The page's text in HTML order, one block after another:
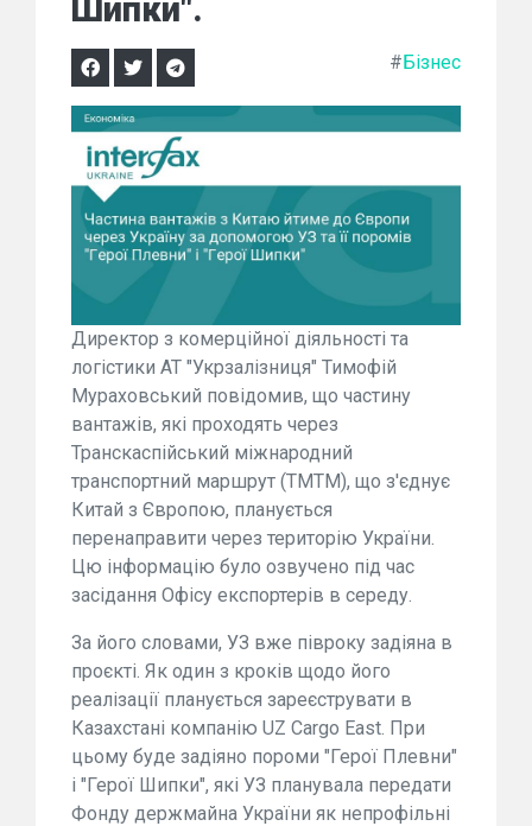
Шипки".
#Бізнес
Директор з комерційної діяльності та
логістики АТ "Укрзалізниця" Тимофій
Мураховський повідомив, що частину
вантажів, які проходять через
Транскаспійський міжнародний
транспортний маршрут (ТМТМ), що з'єднує
Китай з Європою, планується
перенаправити через територію України.
Цю інформацію було озвучено під час
засідання Офісу експортерів в середу.
За його словами, УЗ вже півроку задіяна в
проєкті. Як один з кроків щодо його
реалізації планується зареєструвати в
Казахстані компанію UZ Cargo East. При
цьому буде задіяно пороми "Герої Плевни"
і "Герої Шипки", які УЗ планувала передати
Фонду держмайна України як непрофільні